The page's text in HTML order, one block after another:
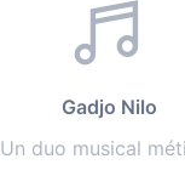
Gadjo Nilo
Un duo musical